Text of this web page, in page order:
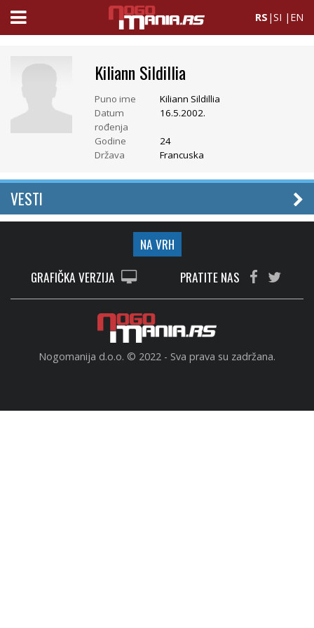
RS |SI | EN
Kiliann Sildillia
Puno ime
Kiliann Sildillia
Datum
rođenja
16.5.2002.
Godine
24
Država
Francuska
VESTI
NA VRH
GRAFIČKA VERZIJA
PRATITE NAS
Nogomanija d.o.o. © 2022 - Sva prava su zadržana.